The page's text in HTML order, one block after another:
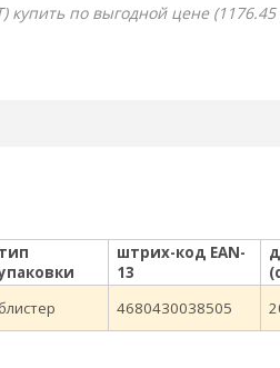
по выгодной цене
тип
штрих-код EAN-
13
блистер 4680430038505